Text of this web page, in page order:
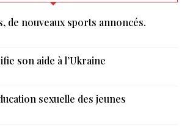
de nouveaux sports annoncés.
son aide à l’Ukraine
sexuelle des jeunes